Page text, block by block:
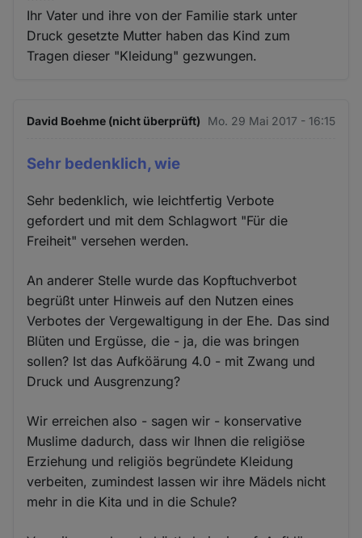
Ihr Vater und ihre von der Familie stark unter
Druck gesetzte Mutter haben das Kind zum
Tragen dieser "Kleidung" gezwungen.
David Boehme (nicht überprüft) Mo. 29 Mai 2017 - 16:15
Sehr bedenklich, wie
Sehr bedenklich, wie leichtfertig Verbote
gefordert und mit dem Schlagwort "Für die
Freiheit" versehen werden.
An anderer Stelle wurde das Kopftuchverbot
begrüßt unter Hinweis auf den Nutzen eines
Verbotes der Vergewaltigung in der Ehe. Das sind
Blüten und Ergüsse, die - ja, die was bringen
sollen? Ist das Aufköärung 4.0 - mit Zwang und
Druck und Ausgrenzung?
Wir erreichen also - sagen wir - konservative
Muslime dadurch, dass wir Ihnen die religiöse
Erziehung und religiös begründete Kleidung
verbeiten, zumindest lassen wir ihre Mädels nicht
mehr in die Kita und in die Schule?